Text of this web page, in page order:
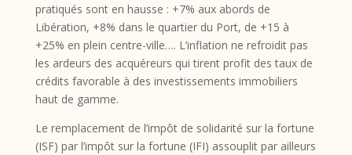
pratiqués sont en hausse : +7% aux abords de
Libération, +8% dans le quartier du Port, de +15 à
+25% en plein centre-ville…. L’inflation ne refroidit pas
les ardeurs des acquéreurs qui tirent profit des taux de
crédits favorable à des investissements immobiliers
haut de gamme.
Le remplacement de l’impôt de solidarité sur la fortune
(ISF) par l’impôt sur la fortune (IFI) assouplit par ailleurs